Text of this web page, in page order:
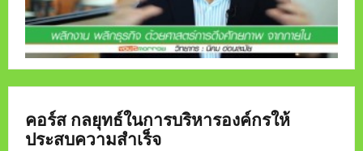
คอร์ส กลยุทธ์ในการบริหารองค์กรให้
ประสบความสำเร็จ